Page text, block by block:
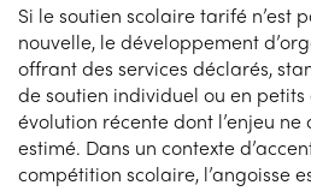
Si le soutien scolaire tarifé n’est
nouvelle, le développement
offrant des services déclarés,
de soutien individuel ou en
évolution récente dont l’enjeu
estimé. Dans un contexte
compétition scolaire, l’angoisse